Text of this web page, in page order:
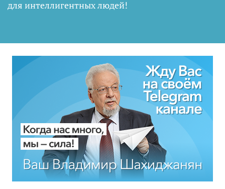
для интеллигентных людей!